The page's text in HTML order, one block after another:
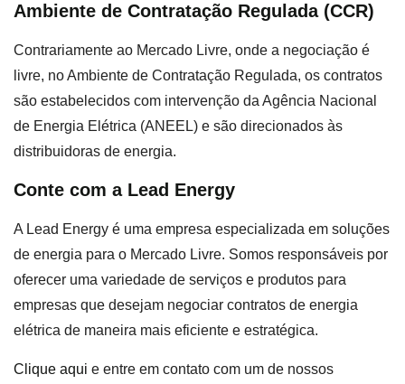
Ambiente de Contratação Regulada (CCR)
Contrariamente ao Mercado Livre, onde a negociação é
livre, no Ambiente de Contratação Regulada, os contratos
são estabelecidos com intervenção da Agência Nacional
de Energia Elétrica (ANEEL) e são direcionados às
distribuidoras de energia.
Conte com a Lead Energy
A Lead Energy é uma empresa especializada em soluções
de energia para o Mercado Livre. Somos responsáveis por
oferecer uma variedade de serviços e produtos para
empresas que desejam negociar contratos de energia
elétrica de maneira mais eficiente e estratégica.
Clique aqui e entre em contato com um de nossos